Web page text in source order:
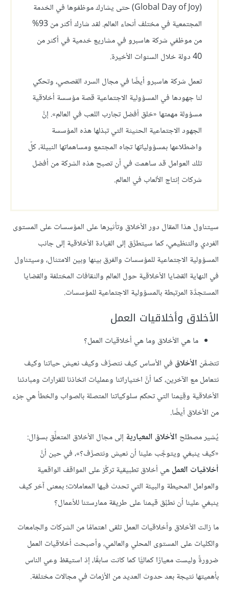
(Global Day of Joy) حتى يشارك موظفوها في الخدمة
المجتمعية في مختلف أنحاء العالم. لقد شارك أكثر من 93%
من موظفي شركة هاسبرو في مشاريع خدمية في أكثر من
40 دولة خلال السنوات الأخيرة.
تعمل شركة هاسبرو أيضًا في مجال السرد القصصي، وتحكي
لنا جهودها في المسؤولية الاجتماعية قصة مؤسسة أخلاقية
مسؤولة مهمتها «خلق أفضل تجارب اللعب في العالم». إنَّ
الجهود الاجتماعية الحثيثة التي تبذلها هذه المؤسسة
واضطلاعها بمسؤولياتها تجاه المجتمع ومساهماتها النبيلة، كلّ
تلك العوامل قد ساهمت في أن تصبح هذه الشركة من أفضل
شركات إنتاج الألعاب في العالم.
سيتناول هذا المقال دور الأخلاق وتأثيرها على المؤسسات على المستوى
الفردي والتنظيمي، كما سيتطرَّق إلى القيادة الأخلاقية إلى جانب
المسؤولية الاجتماعية للمؤسسات والفرق بينها وبين الامتثال، وسيتناول
في النهاية القضايا الأخلاقية حول العالم والثقافات المختلفة والقضايا
المستجدَّة المرتبطة بالمسؤولية الاجتماعية للمؤسسات.
الأخلاق وأخلاقيات العمل
ما هي الأخلاق وما هي أخلاقيات العمل؟
تتضمَّن الأخلاق في الأساس كيف نتصرَّف وكيف نعيش حياتنا وكيف
نتعامل مع الآخرين، كما أنَّ اختياراتنا وعمليات اتخاذنا للقرارات ومبادئنا
الأخلاقية وقِيَمنا التي تحكم سلوكياتنا المتصلة بالصواب والخطأ هي جزء
من الأخلاق أيضًا.
يُشير مصطلح الأخلاق المعيارية إلى مجال الأخلاق المتعلِّق بسؤال:
«كيف ينبغي ويتوجَّب علينا أن نعيش ونتصرَّف؟»، في حين أنَّ
أخلاقيات العملهي أخلاق تطبيقية تركِّز على المواقف الواقعية
والعوامل المحيطة والبيئة التي تحدث فيها المعاملات؛ بمعنى آخر كيف
ينبغي علينا أن نطبِّق قيمنا على طريقة ممارستنا للأعمال؟
ما زالت الأخلاق وأخلاقيات العمل تلقى اهتمامًا من الشركات والجامعات
والكليات على المستوى المحلي والعالمي، وأصبحت أخلاقيات العمل
ضرورةً وليست معيارًا كماليًّا كما كانت سابقًا، إذ استيقظ وعي الناس
بأهميتها نتيجة بعد حدوث العديد من الأزمات في مجالات مختلفة.